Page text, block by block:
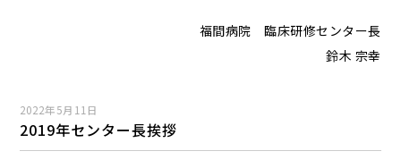
福間病院 臨床研修センター長
鈴木 宗幸
2022年5月11日
2019年センター長挨拶